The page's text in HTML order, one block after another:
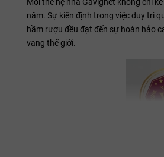
năm. Sự kiên định trong việc duy trì
hầm rượu đều đạt đến sự hoàn hảo
vang thế giới.